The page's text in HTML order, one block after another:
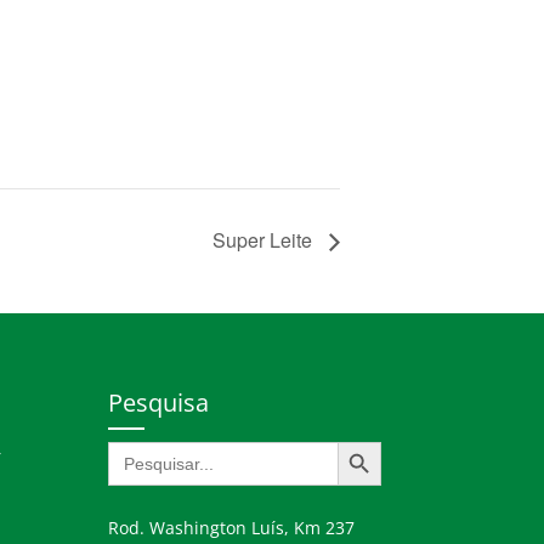
Super Leite
Pesquisa
Search
for:
Search Button
Rod. Washington Luís, Km 237